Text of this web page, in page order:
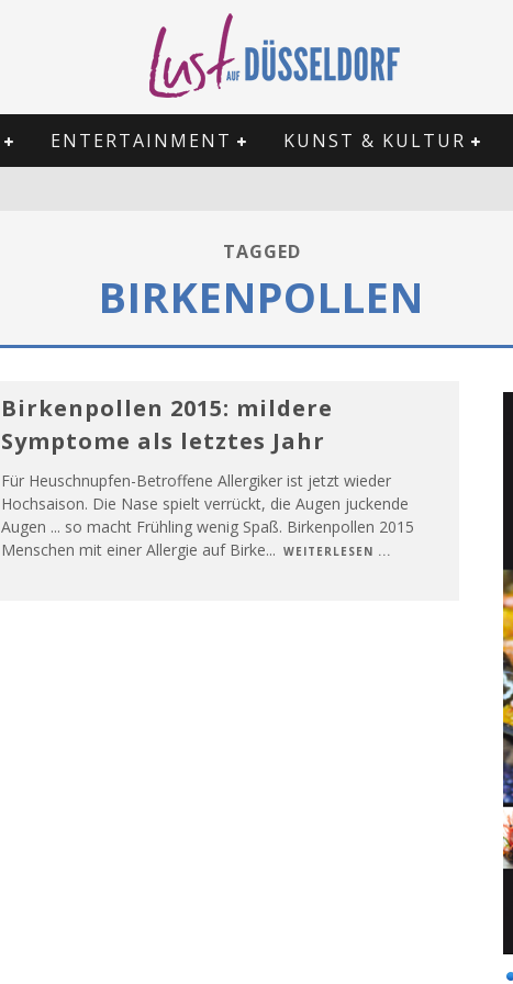
ENTERTAINMENT KUNST & KULTUR
TAGGED
BIRKENPOLLEN
Birkenpollen 2015: mildere
Symptome als letztes Jahr
Für Heuschnupfen-Betroffene Allergiker ist jetzt wieder
Hochsaison. Die Nase spielt verrückt, die Augen juckende
Augen ... so macht Frühling wenig Spaß. Birkenpollen 2015
Menschen mit einer Allergie auf Birke... WEITERLESEN ...